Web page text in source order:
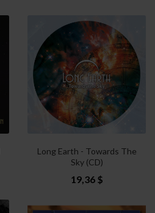
Long Earth - Towards The
Sky (CD)
19,36 $